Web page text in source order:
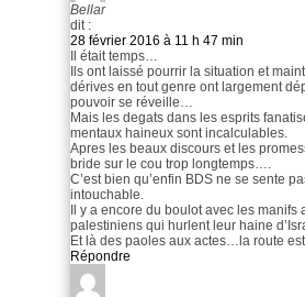
Bellar
dit :
28 février 2016 à 11 h 47 min
Il était temps…
Ils ont laissé pourrir la situation et
dérives en tout genre ont largement
pouvoir se réveille…
Mais les degats dans les esprits
mentaux haineux sont incalculables.
Apres les beaux discours et les
bride sur le cou trop longtemps….
C’est bien qu’enfin BDS ne se sente
intouchable.
Il y a encore du boulot avec les manifs
palestiniens qui hurlent leur haine
Et là des paoles aux actes…la route
Répondre